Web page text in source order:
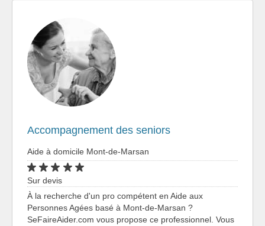
Accompagnement des seniors
Aide à domicile Mont-de-Marsan
Sur devis
À la recherche d'un pro compétent en Aide aux
Personnes Agées basé à Mont-de-Marsan ?
SeFaireAider.com vous propose ce professionnel. Vous